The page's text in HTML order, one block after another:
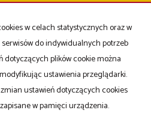
Sprzedaj Kontakt
w celach statystycznych oraz w
do indywidualnych potrzeb
dotyczących plików cookie można
ustawienia przeglądarki.
ustawień dotyczących cookies
w pamięci urządzenia.